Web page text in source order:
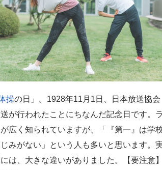
操の日」。1928年11月1日、日本放送協会
送が行われたことにちなんだ記念日です。
広く知られていますが、「『第一』は学
じみがない」という人も多いと思います。
は、大きな違いがありました。【要注意